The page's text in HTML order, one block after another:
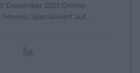
Dezember 2021 Online-
Moxios. Spezialisiert auf